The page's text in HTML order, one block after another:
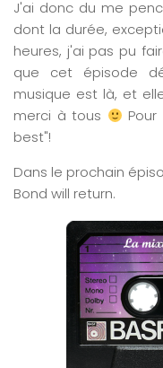
J'ai donc du me
dont la durée,
heures, j'ai pas pu
que cet épisode
musique est là, et
merci à tous
best"!
Dans le prochain
Bond will return.